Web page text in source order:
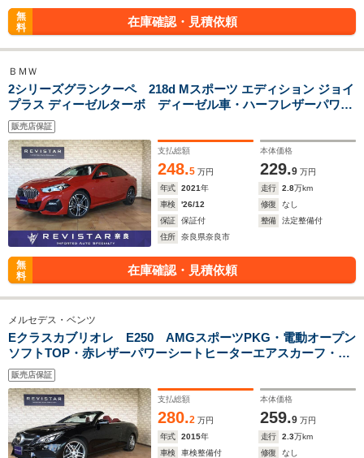
無
料
在庫確認・見積依頼
ＢＭＷ
2シリーズグランクーペ 218d Mスポーツ エディション ジョイ
プラス ディーゼルターボ ディーゼル車・ハーフレザーパワー
シートヒーター付き・追突軽減車・アダクティブクルーズコン
トロール・ブライドスポット・車線逸脱警告・後退アシスト・
ナビ・カープレイ対応・ワイヤレス充電・Bluetooth・USB
販売店保証
支払総額
248.5 万円
本体価格
229.9 万円
年式
2021年 走行 2.8万km
車検
'26/12 修復
なし
保証
保証付 整備
法定整備付
住所
奈良県奈良市
無
料
在庫確認・見積依頼
メルセデス・ベンツ
Eクラスカブリオレ E250 AMGスポーツPKG・電動オープン
ソフトTOP・赤レザーパワーシートヒーターエアスカーフ・プ
レセーフブレーキ・追突軽減車・ブラインドスポット・ナビ
TV・BLUETOOTH・コーナーセンサーインテリジェントライト
システム
販売店保証
支払総額
280.2 万円
本体価格
259.9 万円
年式
2015年 走行 2.3万km
車検
車検整備付 修復
なし